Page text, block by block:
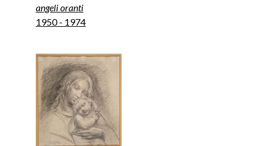
angeli oranti
1950 - 1974